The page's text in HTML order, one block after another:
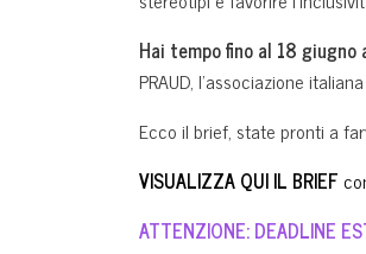
Hai tempo fino al 18
PRAUD, l’associazione
Ecco il brief, state pronti a
VISUALIZZA QUI IL BRIEF
ATTENZIONE: DEADLINE